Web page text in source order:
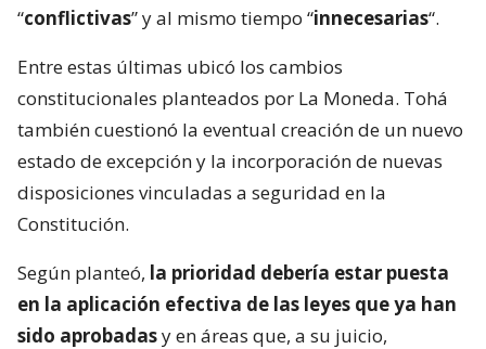
“conflictivas” y al mismo tiempo “innecesarias“.
Entre estas últimas ubicó los cambios
constitucionales planteados por La Moneda. Tohá
también cuestionó la eventual creación de un nuevo
estado de excepción y la incorporación de nuevas
disposiciones vinculadas a seguridad en la
Constitución.
Según planteó, la prioridad debería estar puesta
en la aplicación efectiva de las leyes que ya han
sido aprobadasy en áreas que, a su juicio,